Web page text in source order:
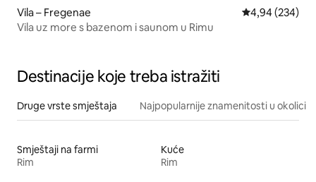
Vila – Fregenae Prosječna
4,94 (234)
Vila uz more s bazenom i saunom u Rimu
Destinacije koje treba istražiti
Druge vrste smještaja Najpopularnije znamenitosti u okolici
Smještaji na farmi
Rim
Kuće
Rim